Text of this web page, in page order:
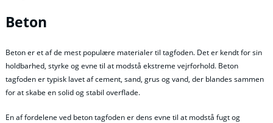
Beton
Beton er et af de mest populære materialer til tagfoden. Det er kendt for sin
holdbarhed, styrke og evne til at modstå ekstreme vejrforhold. Beton
tagfoden er typisk lavet af cement, sand, grus og vand, der blandes sammen
for at skabe en solid og stabil overflade.
En af fordelene ved beton tagfoden er dens evne til at modstå fugt og